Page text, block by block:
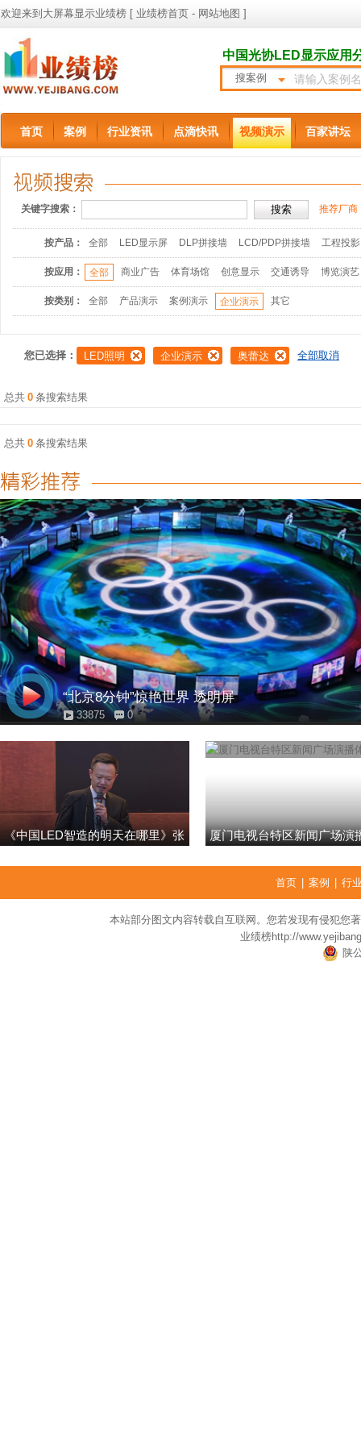
欢迎来到大屏幕显示业绩榜 [ 业绩榜首页 - 网站地图 ]
中国光协LED显示应用
搜案例
首页 案例 行业资讯 点滴快讯 视频演示 百家讲坛
关键字搜索： 推荐厂商
按产品： 全部 LED显示屏 DLP拼接墙 LCD/PDP拼接墙 工程投影
按应用： 全部 商业广告 体育场馆 创意显示 交通诱导 博览演艺
按类别： 全部 产品演示 案例演示 企业演示 其它
您已选择： LED照明 企业演示 奥蕾达 全部取消
总共 0 条搜索结果
总共 0 条搜索结果
“北京8分钟”惊艳世界 透明屏
33875 0
《中国LED智造的明天在哪里》张
厦门电视台特区新闻广场演
首页 案例 行
本站部分图文内容转载自互联网。您若发现有侵犯您
业绩榜http://
陕